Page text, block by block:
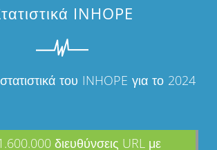
INHOPE
του INHOPE για το 2024
διευθύνσεις URL με